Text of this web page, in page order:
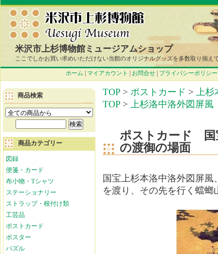
米沢市上杉博物館ミュージアムショップ
ここでしかお買い求めいただけない当館のオリジナルグッズを多数取り揃え
ホーム マイアカウント お問合せ プライバシーポリシー
TOP > ポストカード >
上
TOP > 上杉洛中洛外図屏風
ポストカード 国
の渡御の場面
国宝上杉本洛中洛外図屏
を渡り、その先を行く蟷
商品検索
商品カテゴリー
図録
便箋・カード
布小物・Tシャツ
ステーショナリー
ストラップ・根付け類
工芸品
ポストカード
ポスター
パズル